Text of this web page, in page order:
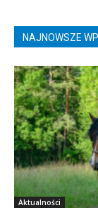
NAJNOWSZE
Aktualności